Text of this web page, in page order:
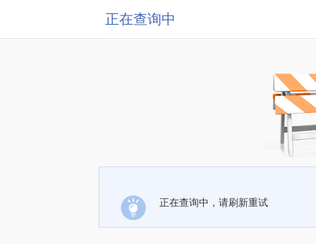
正在查询中
正在查询中，请刷新重试